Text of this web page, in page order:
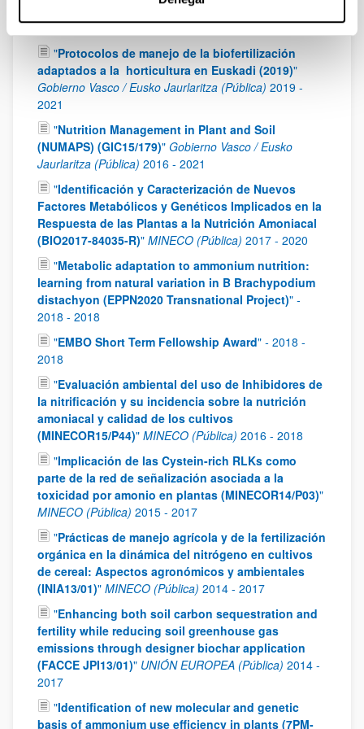
Comunidad de Madrid.
M2169.Universidad Rey Juan Carlos 2020-2021
"Protocolos de manejo de la biofertilización
adaptados a la horticultura en Euskadi (2019)"
Gobierno Vasco / Eusko Jaurlaritza (Pública) 2019 -
2021
"Nutrition Management in Plant and Soil
(NUMAPS) (GIC15/179)" Gobierno Vasco / Eusko
Jaurlaritza (Pública) 2016 - 2021
"Identificación y Caracterización de Nuevos
Factores Metabólicos y Genéticos Implicados en la
Respuesta de las Plantas a la Nutrición Amoniacal
(BIO2017-84035-R)" MINECO (Pública) 2017 - 2020
"Metabolic adaptation to ammonium nutrition:
learning from natural variation in B Brachypodium
distachyon (EPPN2020 Transnational Project)" -
2018 - 2018
"EMBO Short Term Fellowship Award" - 2018 -
2018
"Evaluación ambiental del uso de Inhibidores de
la nitrificación y su incidencia sobre la nutrición
amoniacal y calidad de los cultivos
(MINECOR15/P44)" MINECO (Pública) 2016 - 2018
"Implicación de las Cystein-rich RLKs como
parte de la red de señalización asociada a la
toxicidad por amonio en plantas (MINECOR14/P03)"
MINECO (Pública) 2015 - 2017
"Prácticas de manejo agrícola y de la fertilización
orgánica en la dinámica del nitrógeno en cultivos
de cereal: Aspectos agronómicos y ambientales
(INIA13/01)" MINECO (Pública) 2014 - 2017
"Enhancing both soil carbon sequestration and
fertility while reducing soil greenhouse gas
emissions through designer biochar application
(FACCE JPI13/01)" UNIÓN EUROPEA (Pública) 2014 -
2017
"Identification of new molecular and genetic
basis of ammonium use efficiency in plants (7PM-